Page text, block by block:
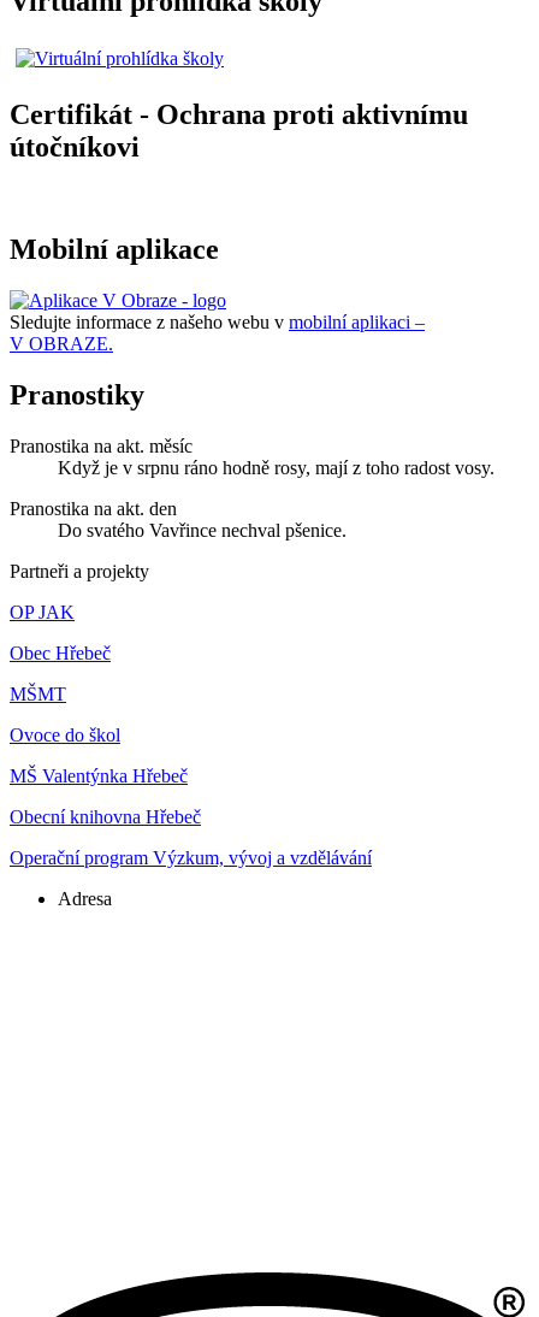
Certifikát - Ochrana proti aktivnímu
útočníkovi
Mobilní aplikace
Sledujte informace z našeho webu v mobilní aplikaci –
V OBRAZE.
Pranostiky
Pranostika na akt. měsíc
Když je v srpnu ráno hodně rosy, mají z toho radost vosy.
Pranostika na akt. den
Do svatého Vavřince nechval pšenice.
Partneři a projekty
OP JAK
Obec Hřebeč
MŠMT
Ovoce do škol
MŠ Valentýnka Hřebeč
Obecní knihovna Hřebeč
Operační program Výzkum, vývoj a vzdělávání
Adresa